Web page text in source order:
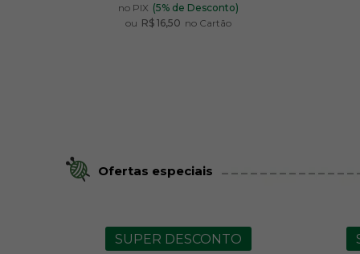
no PIX (5% de Desconto)
ou R$ 16,50 no Cartão
Ofertas especiais
SUPER DESCONTO